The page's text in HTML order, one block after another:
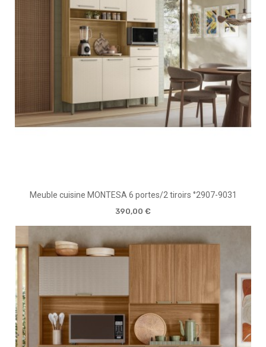
Meuble cuisine MONTESA 6 portes/2 tiroirs °2907-9031
390,00 €